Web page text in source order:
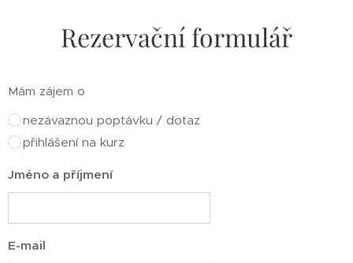
Rezervační formulář
Mám zájem o
nezávaznou poptávku / dotaz
přihlášení na kurz
Jméno a příjmení
E-mail